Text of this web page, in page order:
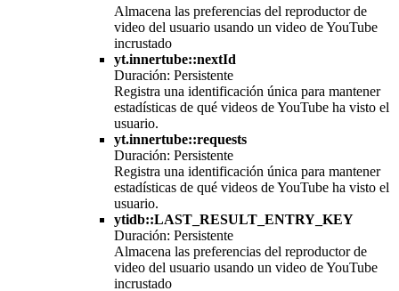
Almacena las preferencias del reproductor de
video del usuario usando un video de YouTube
incrustado
yt.innertube::nextId
Duración: Persistente
Registra una identificación única para mantener
estadísticas de qué videos de YouTube ha visto el
usuario.
yt.innertube::requests
Duración: Persistente
Registra una identificación única para mantener
estadísticas de qué videos de YouTube ha visto el
usuario.
ytidb::LAST_RESULT_ENTRY_KEY
Duración: Persistente
Almacena las preferencias del reproductor de
video del usuario usando un video de YouTube
incrustado